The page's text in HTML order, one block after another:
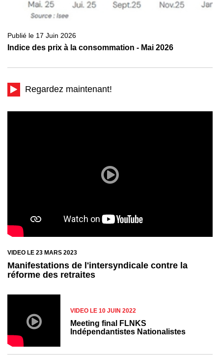
Publié le 17 Juin 2026
Indice des prix à la consommation - Mai 2026
Regardez maintenant!
VIDEO LE 23 MARS 2023
Manifestations de l'intersyndicale contre la
réforme des retraites
VIDEO LE 10 JUIN 2022
Meeting final FLNKS
Indépendantistes Nationalistes